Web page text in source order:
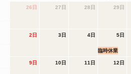
26日 27日 28日 29日
2日 3日 4日 5日
臨時休業
9日 10日 11日 12日